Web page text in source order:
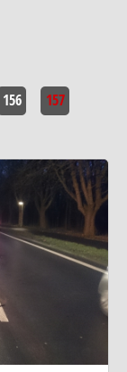
156 157